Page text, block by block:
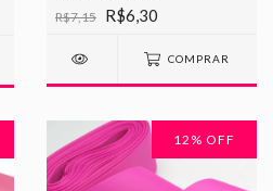
R$7,15 R$6,30
COMPRAR
12 % OFF